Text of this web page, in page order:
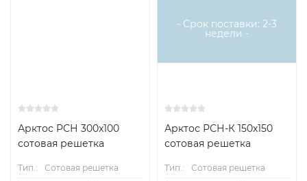
Арктос РСН 300x100
сотовая решетка
Тип.:
Сотовая решетка
- Срок поставки: 2-3
недели -
Арктос РСН-К 150х150
сотовая решетка
Тип.:
Сотовая решетка